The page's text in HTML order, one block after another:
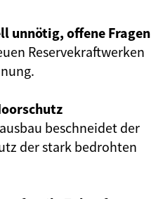
unnötig, offene Fragen
Reservekraftwerken
beschneidet der
der stark bedrohten